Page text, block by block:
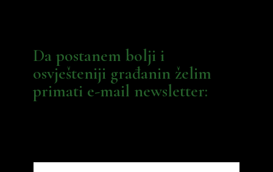
Da postanem bolji i
osvješteniji građanin želim
primati e-mail newsletter: